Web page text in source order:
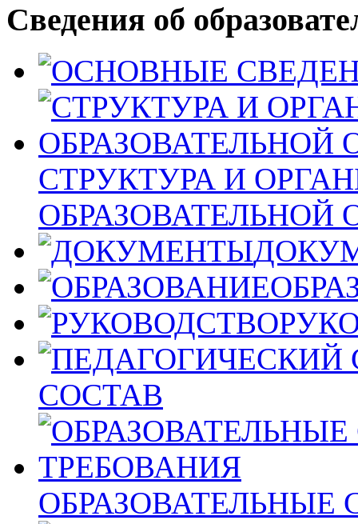
Сведения об
СТРУКТУРА И
ОБРАЗОВАТЕЛЬНОЙ
СОСТАВ
ОБРАЗОВАТЕЛЬНЫЕ